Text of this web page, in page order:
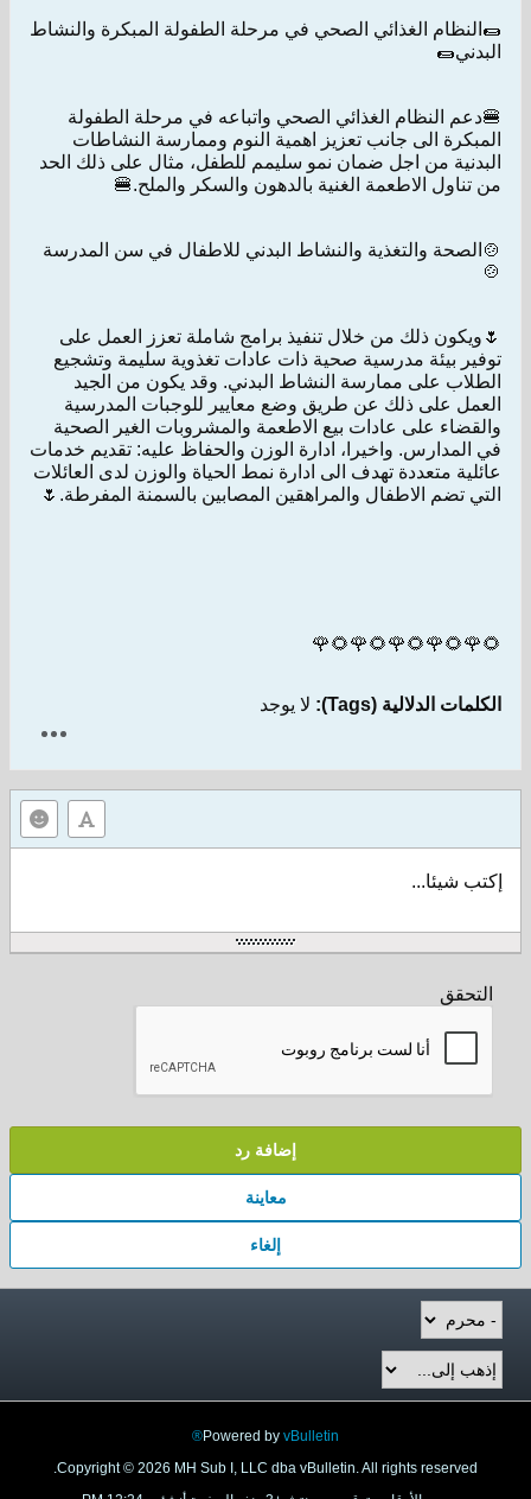
🌯النظام الغذائي الصحي في مرحلة الطفولة المبكرة والنشاط
البدني🌯
🍔دعم النظام الغذائي الصحي واتباعه في مرحلة الطفولة
المبكرة الى جانب تعزيز اهمية النوم وممارسة النشاطات
البدنية من اجل ضمان نمو سليمم للطفل، مثال على ذلك الحد
من تناول الاطعمة الغنية بالدهون والسكر والملح.🍔
🍲الصحة والتغذية والنشاط البدني للاطفال في سن المدرسة
🍲
🌷ويكون ذلك من خلال تنفيذ برامج شاملة تعزز العمل على
توفير بيئة مدرسية صحية ذات عادات تغذوية سليمة وتشجيع
الطلاب على ممارسة النشاط البدني. وقد يكون من الجيد
العمل على ذلك عن طريق وضع معايير للوجبات المدرسية
والقضاء على عادات بيع الاطعمة والمشروبات الغير الصحية
في المدارس. واخيرا، ادارة الوزن والحفاظ عليه: تقديم خدمات
عائلية متعددة تهدف الى ادارة نمط الحياة والوزن لدى العائلات
التي تضم الاطفال والمراهقين المصابين بالسمنة المفرطة.🌷
🌻🌹🌻🌹🌻🌹🌻🌹🌻🌹
الكلمات الدلالية (Tags): لا يوجد
إكتب شيئا...
التحقق
إضافة رد
معاينة
إلغاء
Powered by vBulletin®
Copyright © 2026 MH Sub I, LLC dba vBulletin. All rights reserved.